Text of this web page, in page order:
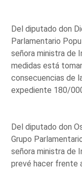
Del diputado don
Parlamentario
señora ministra de
medidas está
consecuencias de
expediente 180/
Del diputado don
Grupo
señora ministra de
prevé hacer frente